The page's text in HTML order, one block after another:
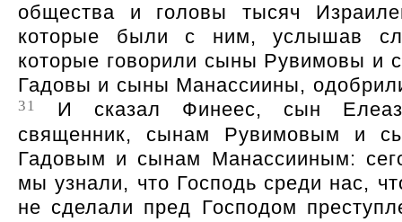
общества и головы тысяч
которые были с ним, услышав
которые говорили сыны Рувимовы и
Гадовы и сыны Манассиины,
31
И сказал Финеес, сын
священник, сынам Рувимовым и
Гадовым и сынам Манассииным:
мы узнали, что Господь среди нас,
не сделали пред Господом